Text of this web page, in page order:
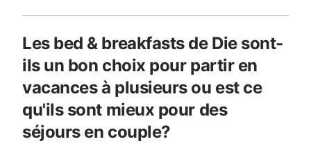
Les bed & breakfasts de Die sont-
ils un bon choix pour partir en
vacances à plusieurs ou est ce
qu'ils sont mieux pour des
séjours en couple?